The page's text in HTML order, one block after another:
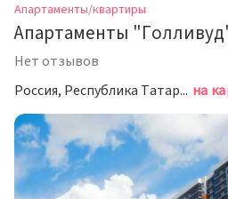
Апартаменты/квартиры
Апартаменты
Нет отзывов
Россия, Республика Татарстан (Татарстан), Казань, улица Аметьевская Магистраль, 16к1 на